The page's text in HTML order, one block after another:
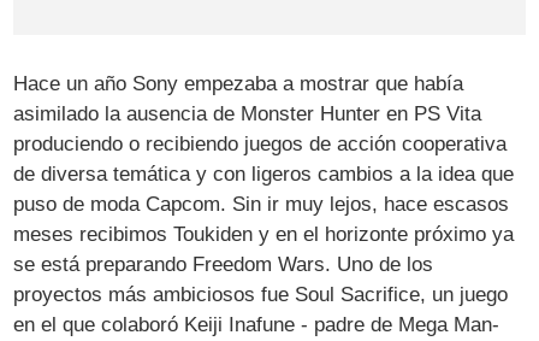
Hace un año Sony empezaba a mostrar que había
asimilado la ausencia de Monster Hunter en PS Vita
produciendo o recibiendo juegos de acción cooperativa
de diversa temática y con ligeros cambios a la idea que
puso de moda Capcom. Sin ir muy lejos, hace escasos
meses recibimos Toukiden y en el horizonte próximo ya
se está preparando Freedom Wars. Uno de los
proyectos más ambiciosos fue Soul Sacrifice, un juego
en el que colaboró Keiji Inafune - padre de Mega Man-